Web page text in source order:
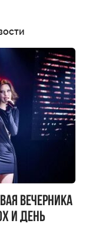
вечерника
и день